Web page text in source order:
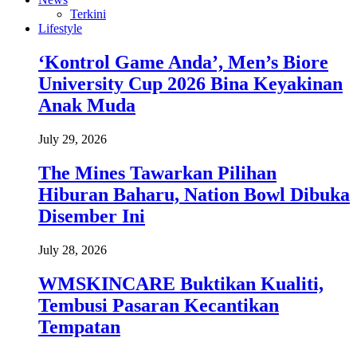
Terkini
Lifestyle
‘Kontrol Game Anda’, Men’s Biore
University Cup 2026 Bina Keyakinan
Anak Muda
July 29, 2026
The Mines Tawarkan Pilihan
Hiburan Baharu, Nation Bowl Dibuka
Disember Ini
July 28, 2026
WMSKINCARE Buktikan Kualiti,
Tembusi Pasaran Kecantikan
Tempatan